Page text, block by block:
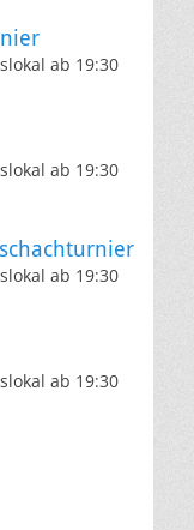
ab 19:30
ab 19:30
ab 19:30
ab 19:30